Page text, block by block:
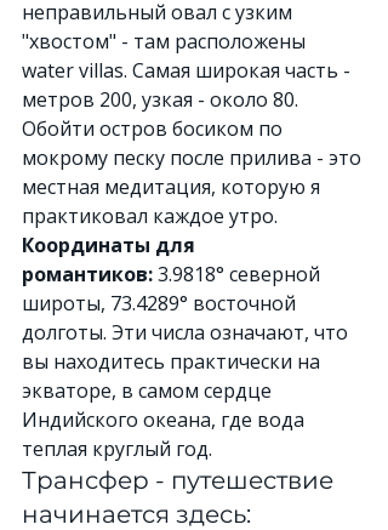
неправильный овал с узким
"хвостом" - там расположены
water villas. Самая широкая часть -
метров 200, узкая - около 80.
Обойти остров босиком по
мокрому песку после прилива - это
местная медитация, которую я
практиковал каждое утро.
Координаты для
романтиков: 3.9818° северной
широты, 73.4289° восточной
долготы. Эти числа означают, что
вы находитесь практически на
экваторе, в самом сердце
Индийского океана, где вода
теплая круглый год.
Трансфер - путешествие
начинается здесь: